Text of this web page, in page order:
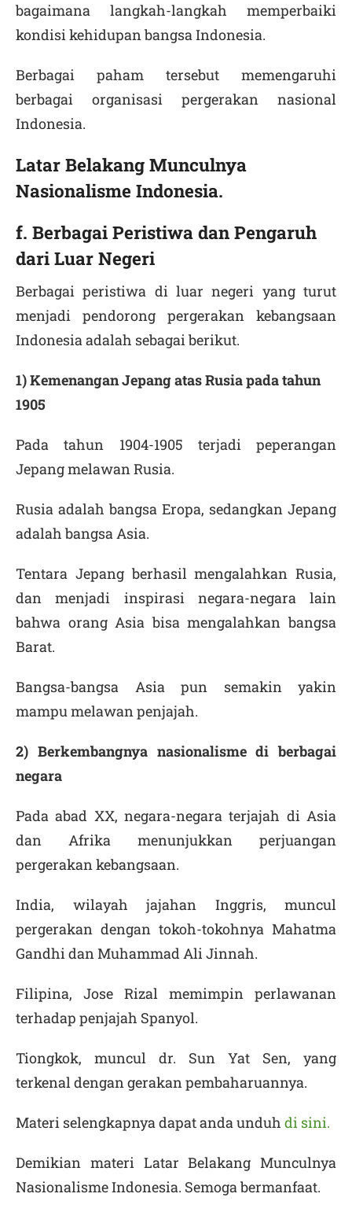
bagaimana langkah-langkah memperbaiki
kondisi kehidupan bangsa Indonesia.
Berbagai paham tersebut memengaruhi
berbagai organisasi pergerakan nasional
Indonesia.
Latar Belakang Munculnya
Nasionalisme Indonesia.
f. Berbagai Peristiwa dan Pengaruh
dari Luar Negeri
Berbagai peristiwa di luar negeri yang turut
menjadi pendorong pergerakan kebangsaan
Indonesia adalah sebagai berikut.
1) Kemenangan Jepang atas Rusia pada tahun
1905
Pada tahun 1904-1905 terjadi peperangan
Jepang melawan Rusia.
Rusia adalah bangsa Eropa, sedangkan Jepang
adalah bangsa Asia.
Tentara Jepang berhasil mengalahkan Rusia,
dan menjadi inspirasi negara-negara lain
bahwa orang Asia bisa mengalahkan bangsa
Barat.
Bangsa-bangsa Asia pun semakin yakin
mampu melawan penjajah.
2) Berkembangnya nasionalisme di berbagai
negara
Pada abad XX, negara-negara terjajah di Asia
dan Afrika menunjukkan perjuangan
pergerakan kebangsaan.
India, wilayah jajahan Inggris, muncul
pergerakan dengan tokoh-tokohnya Mahatma
Gandhi dan Muhammad Ali Jinnah.
Filipina, Jose Rizal memimpin perlawanan
terhadap penjajah Spanyol.
Tiongkok, muncul dr. Sun Yat Sen, yang
terkenal dengan gerakan pembaharuannya.
Materi selengkapnya dapat anda unduh di sini.
Demikian materi Latar Belakang Munculnya
Nasionalisme Indonesia. Semoga bermanfaat.